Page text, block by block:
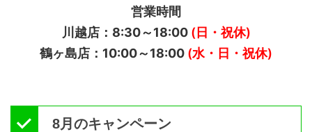
営業時間
川越店：8:30～18:00(日・祝休)
鶴ヶ島店：10:00～18:00 (水・日・祝休)
8月のキャンペーン